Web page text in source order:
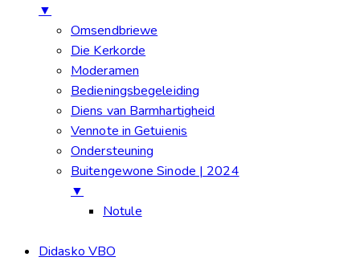
▼
Omsendbriewe
Die Kerkorde
Moderamen
Bedieningsbegeleiding
Diens van Barmhartigheid
Vennote in Getuienis
Ondersteuning
Buitengewone Sinode | 2024
▼
Notule
Didasko VBO